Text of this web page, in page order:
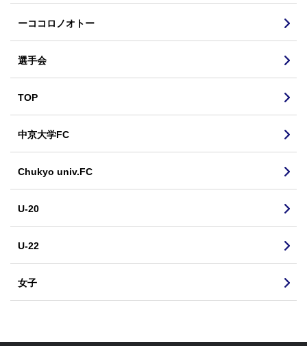
ーココロノオトー
選手会
TOP
中京大学FC
Chukyo univ.FC
U-20
U-22
女子